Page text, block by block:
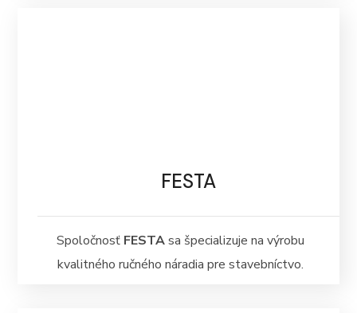
FESTA
Spoločnosť FESTAsa špecializuje na výrobu
kvalitného ručného náradia pre stavebníctvo.